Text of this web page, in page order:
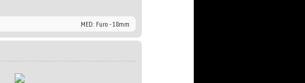
MED.: Furo - 18mm